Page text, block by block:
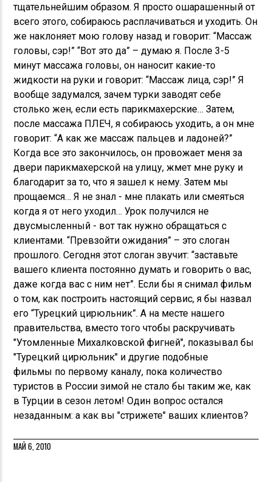
тщательнейшим образом. Я просто ошарашенный от
всего этого, собираюсь расплачиваться и уходить. Он
же наклоняет мою голову назад и говорит: “Массаж
головы, сэр!” “Вот это да” – думаю я. После 3-5
минут массажа головы, он наносит какие-то
жидкости на руки и говорит: “Массаж лица, сэр!” Я
вообще задумался, зачем турки заводят себе
столько жен, если есть парикмахерские… Затем,
после массажа ПЛЕЧ, я собираюсь уходить, а он мне
говорит: “А как же массаж пальцев и ладоней?”
Когда все это закончилось, он провожает меня за
двери парикмахерской на улицу, жмет мне руку и
благодарит за то, что я зашел к нему. Затем мы
прощаемся… Я не знал - мне плакать или смеяться
когда я от него уходил… Урок получился не
двусмысленный - вот так нужно обращаться с
клиентами. “Превзойти ожидания” – это слоган
прошлого. Сегодня этот слоган звучит: “заставьте
вашего клиента постоянно думать и говорить о вас,
даже когда вас с ним нет”. Если бы я снимал фильм
о том, как построить настоящий сервис, я бы назвал
его “Турецкий цирюльник”. А на месте нашего
правительства, вместо того чтобы раскручивать
"Утомленные Михалковской фигней", показывал бы
"Турецкий цирюльник" и другие подобные
фильмы по первому каналу, пока количество
туристов в России зимой не стало бы таким же, как
в Турции в сезон летом! Один вопрос остался
незаданным: а как вы "стрижете" ваших клиентов?
МАЙ 6, 2010